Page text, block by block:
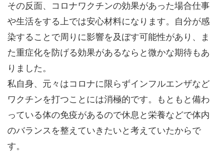
その反面、コロナワクチンの効果があった場合仕事
や生活をする上では安心材料になります。自分が感
染することで周りに影響を及ぼす可能性があり、ま
た重症化を防げる効果があるならと微かな期待もあ
りました。
私自身、元々はコロナに限らずインフルエンザなど
ワクチンを打つことには消極的です。もともと備わ
っている体の免疫があるので休息と栄養などで体内
のバランスを整えていきたいと考えていたからで
す。